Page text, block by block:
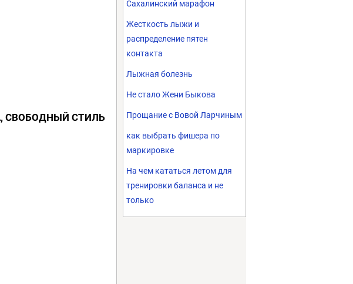
СВОБОДНЫЙ СТИЛЬ
Сахалинский марафон
Жесткость лыжи и
распределение пятен
контакта
Лыжная болезнь
Не стало Жени Быкова
Прощание с Вовой Ларчиным
как выбрать фишера по
маркировке
На чем кататься летом для
тренировки баланса и не
только